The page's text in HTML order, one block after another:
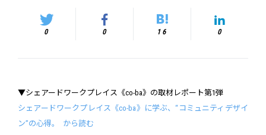
0 0 16 0
▼シェアードワークプレイス《co-ba》の取材レポート第1弾
シェアードワークプレイス《co-ba》に学ぶ、“コミュニティデザイ
ン”の心得。 から読む